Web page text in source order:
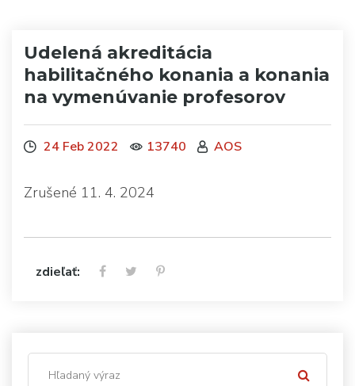
Udelená akreditácia
habilitačného konania a konania
na vymenúvanie profesorov
24 Feb 2022 13740 AOS
Zrušené 11. 4. 2024
zdieľať: